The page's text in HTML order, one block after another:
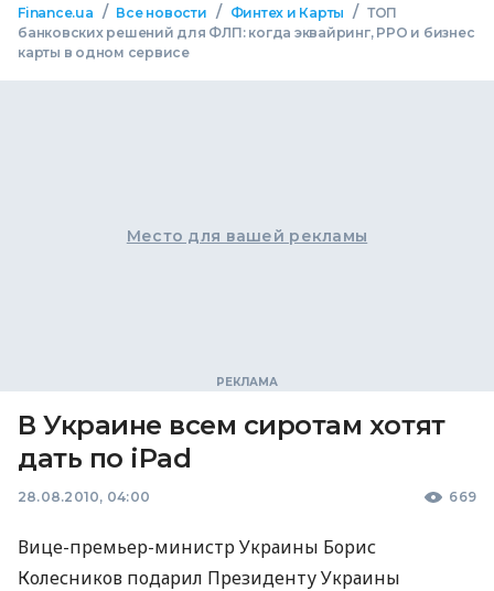
Finance.ua / Все новости / Финтех и Карты / ТОП
банковских решений для ФЛП: когда эквайринг, РРО и бизнес
карты в одном сервисе
Место для вашей рекламы
В Украине всем сиротам хотят
дать по iPad
28.08.2010, 04:00 669
Вице-премьер-министр Украины Борис
Колесников подарил Президенту Украины